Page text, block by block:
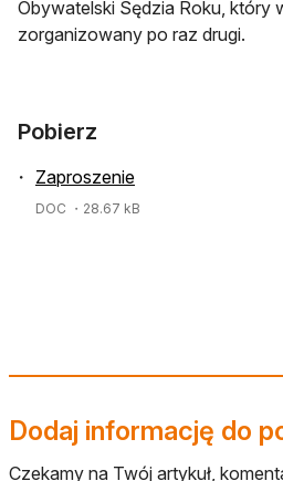
Obywatelski Sędzia Roku, który
zorganizowany po raz drugi.
Pobierz
Zaproszenie
DOC ・28.67 kB
Dodaj informację do
Czekamy na Twój artykuł,